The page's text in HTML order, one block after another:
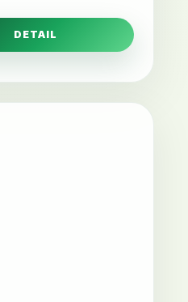
DETAIL